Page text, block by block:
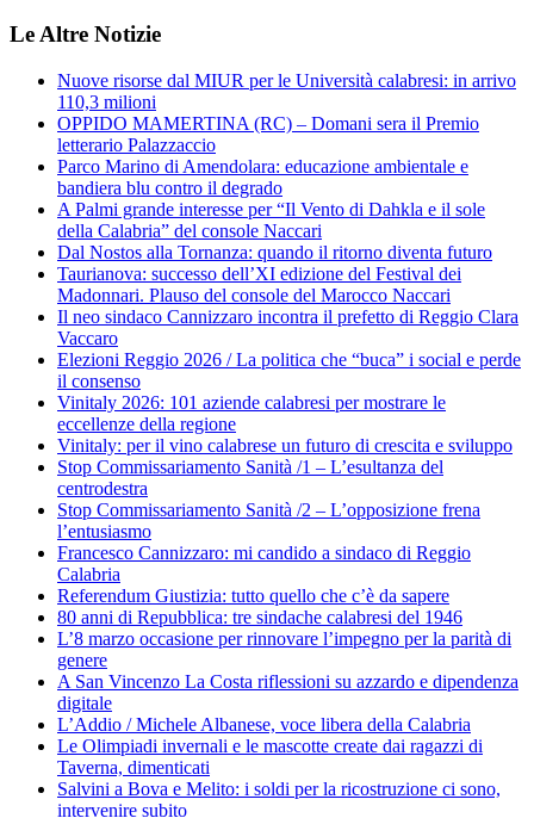
Le Altre Notizie
Nuove risorse dal MIUR per le Università calabresi: in arrivo
110,3 milioni
OPPIDO MAMERTINA (RC) – Domani sera il Premio
letterario Palazzaccio
Parco Marino di Amendolara: educazione ambientale e
bandiera blu contro il degrado
A Palmi grande interesse per “Il Vento di Dahkla e il sole
della Calabria” del console Naccari
Dal Nostos alla Tornanza: quando il ritorno diventa futuro
Taurianova: successo dell’XI edizione del Festival dei
Madonnari. Plauso del console del Marocco Naccari
Il neo sindaco Cannizzaro incontra il prefetto di Reggio Clara
Vaccaro
Elezioni Reggio 2026 / La politica che “buca” i social e perde
il consenso
Vinitaly 2026: 101 aziende calabresi per mostrare le
eccellenze della regione
Vinitaly: per il vino calabrese un futuro di crescita e sviluppo
Stop Commissariamento Sanità /1 – L’esultanza del
centrodestra
Stop Commissariamento Sanità /2 – L’opposizione frena
l’entusiasmo
Francesco Cannizzaro: mi candido a sindaco di Reggio
Calabria
Referendum Giustizia: tutto quello che c’è da sapere
80 anni di Repubblica: tre sindache calabresi del 1946
L’8 marzo occasione per rinnovare l’impegno per la parità di
genere
A San Vincenzo La Costa riflessioni su azzardo e dipendenza
digitale
L’Addio / Michele Albanese, voce libera della Calabria
Le Olimpiadi invernali e le mascotte create dai ragazzi di
Taverna, dimenticati
Salvini a Bova e Melito: i soldi per la ricostruzione ci sono,
intervenire subito